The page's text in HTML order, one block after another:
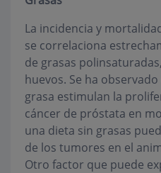
La incidencia y
se correlaciona
de grasas
huevos. Se ha
grasa estimulan la
cáncer de próstata en
una dieta sin grasas
de los tumores en el
Otro factor que puede